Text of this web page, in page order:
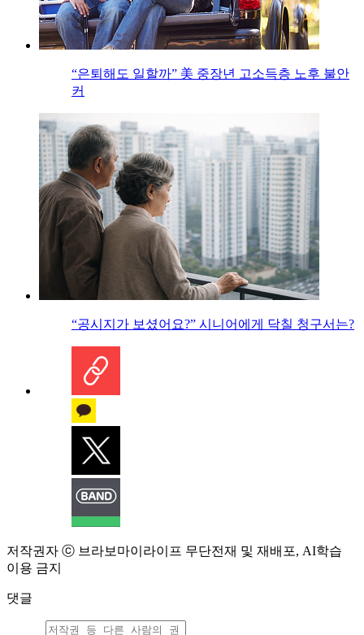
“은퇴해도 일할까” 美 중장년 고소득층 노후 불안
커
“공시지가 보셨어요?” 시니어에게 닥칠 청구서는?
저작권자 ⓒ 브라보마이라이프 무단전재 및 재배포, AI학습
이용 금지
댓글